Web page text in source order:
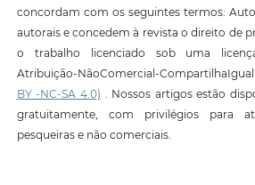
concordam com os seguintes termos:
autorais e concedem à revista o direito de
o trabalho licenciado sob uma
Atribuição-NãoComercial-
BY -NC-SA 4.0) . Nossos artigos estão
gratuitamente, com privilégios para
pesqueiras e não comerciais.